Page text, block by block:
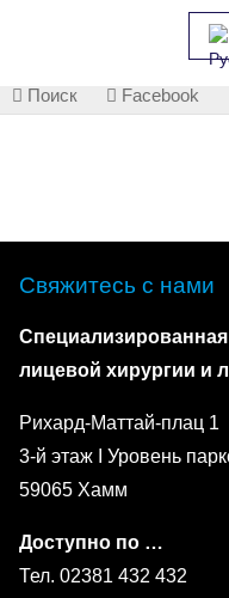
Поиск Facebook
Свяжитесь с нами
лицевой хирургии и
Рихард-Маттай-плац 1
3-й этаж I Уровень
59065 Хамм
Доступно по …
Тел. 02381 432 432